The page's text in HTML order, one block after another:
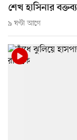
শেখ হাসিনার
৯ ঘণ্টা আগে